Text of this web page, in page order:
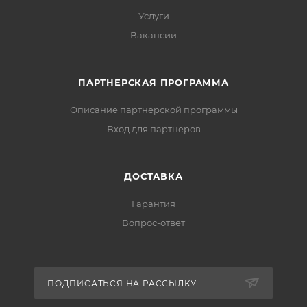
Услуги
Вакансии
ПАРТНЕРСКАЯ ПРОГРАММА
Описание партнерской программы
Вход для партнеров
ДОСТАВКА
Гарантия
Вопрос-ответ
ПОДПИСАТЬСЯ НА РАССЫЛКУ